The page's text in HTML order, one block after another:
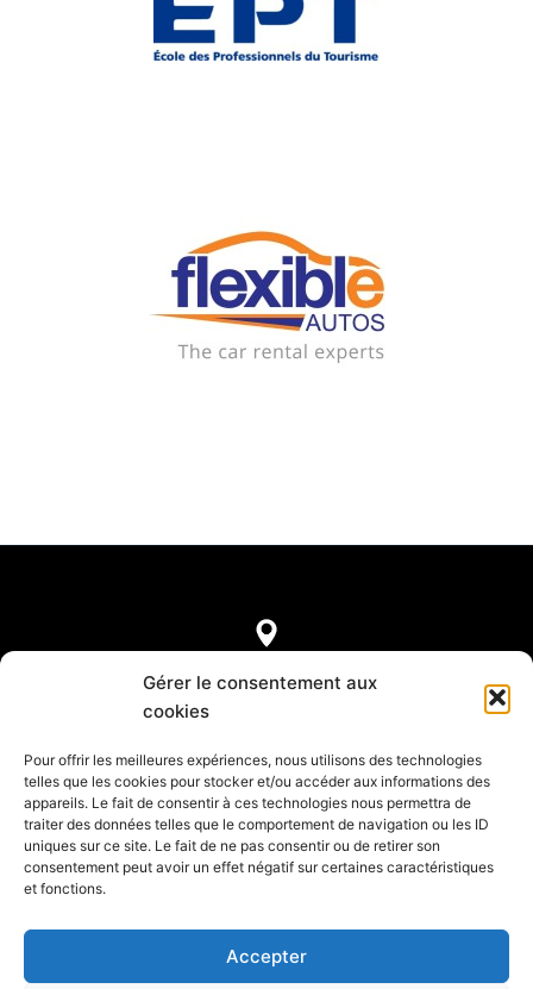
Gérer le consentement aux
cookies
Pour offrir les meilleures expériences, nous utilisons des technologies
telles que les cookies pour stocker et/ou accéder aux informations des
appareils. Le fait de consentir à ces technologies nous permettra de
traiter des données telles que le comportement de navigation ou les ID
uniques sur ce site. Le fait de ne pas consentir ou de retirer son
consentement peut avoir un effet négatif sur certaines caractéristiques
et fonctions.
Accepter
7, rue de Castellane
Mentions légales
Confidentialité et Cookies
Annuaire des réceptifs français